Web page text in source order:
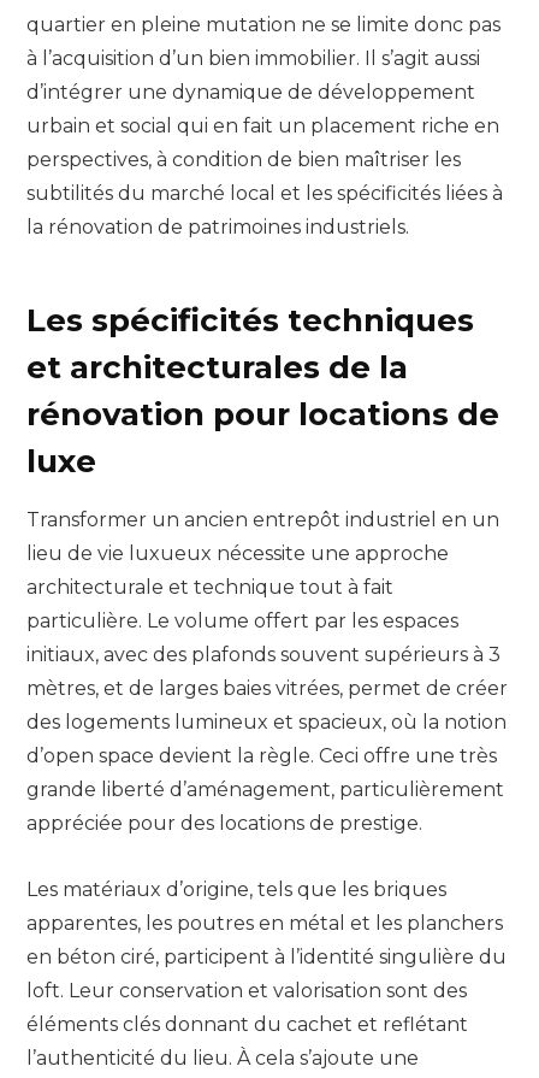
quartier en pleine mutation ne se limite donc pas
à l’acquisition d’un bien immobilier. Il s’agit aussi
d’intégrer une dynamique de développement
urbain et social qui en fait un placement riche en
perspectives, à condition de bien maîtriser les
subtilités du marché local et les spécificités liées à
la rénovation de patrimoines industriels.
Les spécificités techniques
et architecturales de la
rénovation pour locations de
luxe
Transformer un ancien entrepôt industriel en un
lieu de vie luxueux nécessite une approche
architecturale et technique tout à fait
particulière. Le volume offert par les espaces
initiaux, avec des plafonds souvent supérieurs à 3
mètres, et de larges baies vitrées, permet de créer
des logements lumineux et spacieux, où la notion
d’open space devient la règle. Ceci offre une très
grande liberté d’aménagement, particulièrement
appréciée pour des locations de prestige.
Les matériaux d’origine, tels que les briques
apparentes, les poutres en métal et les planchers
en béton ciré, participent à l’identité singulière du
loft. Leur conservation et valorisation sont des
éléments clés donnant du cachet et reflétant
l’authenticité du lieu. À cela s’ajoute une